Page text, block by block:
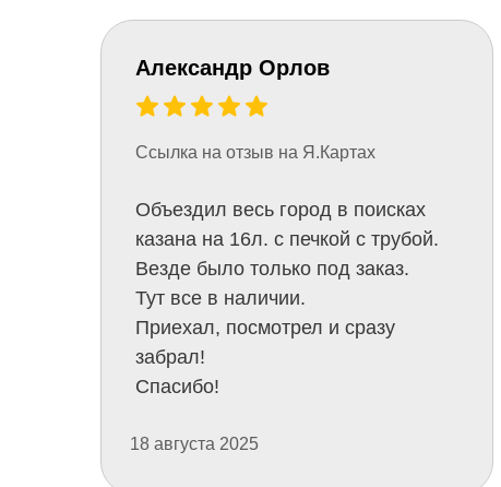
Объездил весь город в поисках
казана на 16л. с печкой с трубой.
Везде было только под заказ.
Тут все в наличии.
Приехал, посмотрел и сразу
забрал!
Спасибо!
Александр Орлов
Ссылка на отзыв на Я.Картах
18 августа 2025